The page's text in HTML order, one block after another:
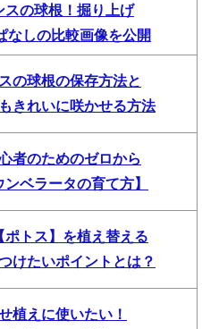
スの球根！掘り上げ
なしの比較画像を公開
の球根の保存方法と
きれいに咲かせる方法
者のためのゼロから
ベラータの育て方】
ポトス】を植え替える
けたいポイントとは？
植えに使いたい！